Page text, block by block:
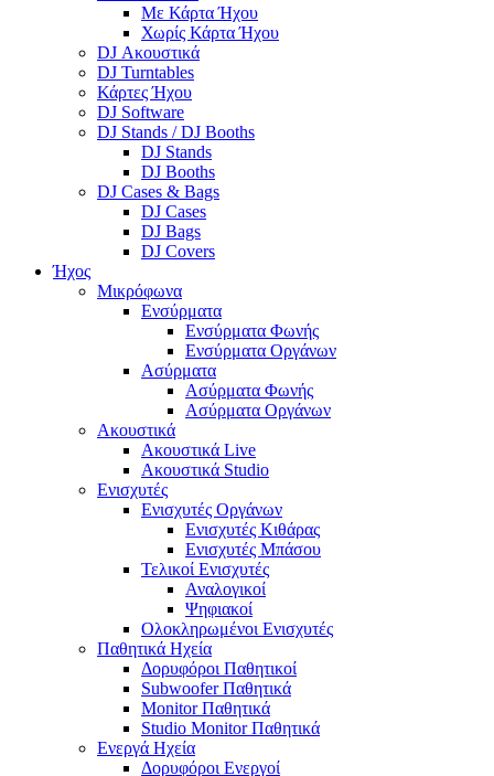
Με Κάρτα Ήχου
Χωρίς Κάρτα Ήχου
DJ Ακουστικά
DJ Turntables
Κάρτες Ήχου
DJ Software
DJ Stands / DJ Booths
DJ Stands
DJ Booths
DJ Cases & Bags
DJ Cases
DJ Bags
DJ Covers
Ήχος
Μικρόφωνα
Ενσύρματα
Ενσύρματα Φωνής
Ενσύρματα Οργάνων
Ασύρματα
Ασύρματα Φωνής
Ασύρματα Οργάνων
Ακουστικά
Ακουστικά Live
Ακουστικά Studio
Ενισχυτές
Ενισχυτές Οργάνων
Ενισχυτές Κιθάρας
Ενισχυτές Μπάσου
Τελικοί Ενισχυτές
Αναλογικοί
Ψηφιακοί
Ολοκληρωμένοι Ενισχυτές
Παθητικά Ηχεία
Δορυφόροι Παθητικοί
Subwoofer Παθητικά
Monitor Παθητικά
Studio Monitor Παθητικά
Ενεργά Ηχεία
Δορυφόροι Ενεργοί